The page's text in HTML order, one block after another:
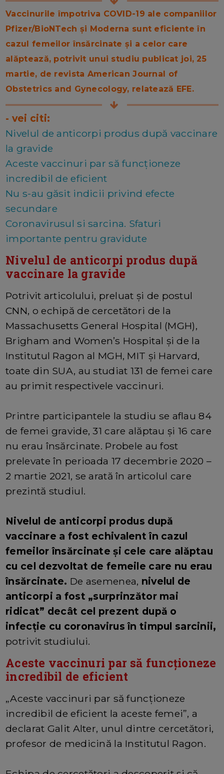
Vaccinurile împotriva COVID-19 ale companiilor
Pfizer/BioNTech şi Moderna sunt eficiente în
cazul femeilor însărcinate şi a celor care
alăptează, potrivit unui studiu publicat joi, 25
martie, de revista American Journal of
Obstetrics and Gynecology, relatează EFE.
- vei citi:
Nivelul de anticorpi produs după vaccinare
la gravide
Aceste vaccinuri par să funcţioneze
incredibil de eficient
Nu s-au găsit indicii privind efecte
secundare
Coronavirusul si sarcina. Sfaturi
importante pentru gravidute
Nivelul de anticorpi produs după
vaccinare la gravide
Potrivit articolului, preluat şi de postul
CNN, o echipă de cercetători de la
Massachusetts General Hospital (MGH),
Brigham and Women’s Hospital şi de la
Institutul Ragon al MGH, MIT şi Harvard,
toate din SUA, au studiat 131 de femei care
au primit respectivele vaccinuri.
Printre participantele la studiu se aflau 84
de femei gravide, 31 care alăptau şi 16 care
nu erau însărcinate. Probele au fost
prelevate în perioada 17 decembrie 2020 –
2 martie 2021, se arată în articolul care
prezintă studiul.
Nivelul de anticorpi produs după
vaccinare a fost echivalent în cazul
femeilor însărcinate şi cele care alăptau
cu cel dezvoltat de femeile care nu erau
însărcinate. De asemenea, nivelul de
anticorpi a fost „surprinzător mai
ridicat” decât cel prezent după o
infecţie cu coronavirus în timpul sarcinii,
potrivit studiului.
Aceste vaccinuri par să funcţioneze
incredibil de eficient
„Aceste vaccinuri par să funcţioneze
incredibil de eficient la aceste femei”, a
declarat Galit Alter, unul dintre cercetători,
profesor de medicină la Institutul Ragon.